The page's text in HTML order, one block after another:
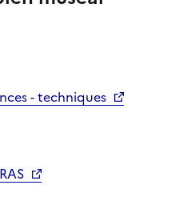
- techniques